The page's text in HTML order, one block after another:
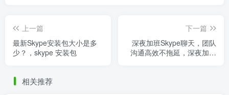
上一篇
最新Skype安装包大小是多
少？，skype 安装包
下一篇
深夜加班Skype聊天，团队
沟通高效不拖延，深夜加班
相关推荐